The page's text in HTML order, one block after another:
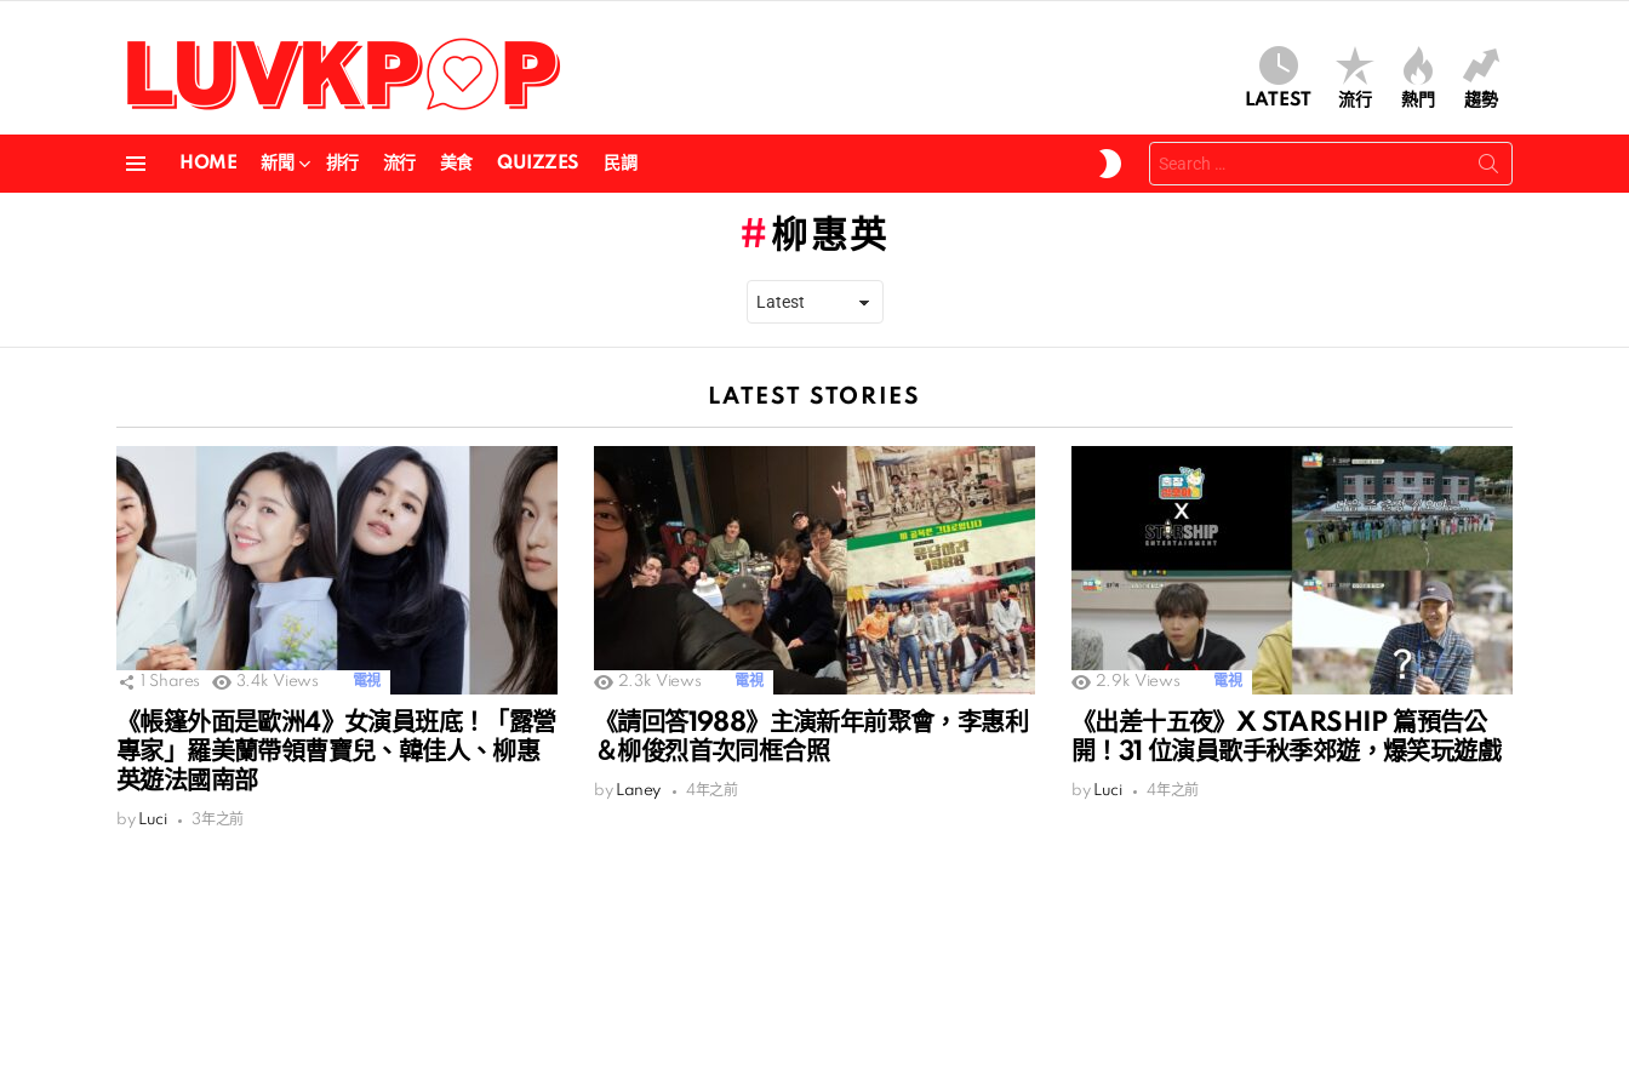
LATEST 流行 熱門 趨勢
HOME 新聞 排行 流行 美食 QUIZZES 民調
SKIN
Search
for:
柳惠英
LATEST STORIES
Shares 3.4k Views 電視
《帳篷外面是歐洲4》女演員班底！「露營
專家」羅美蘭帶領曹寶兒、韓佳人、柳惠
英遊法國南部
by Luci 3年之前
2.3k Views 電視
《請回答1988》主演新年前聚會，李惠利
＆柳俊烈首次同框合照
by Laney 4年之前
2.9k Views 電視
《出差十五夜》X STARSHIP 篇預告公
開！31 位演員歌手秋季郊遊，爆笑玩遊戲
by Luci 4年之前